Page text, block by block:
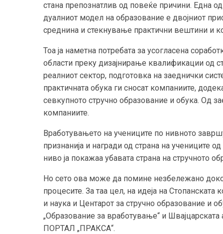
стана препознатлив од повеќе причини. Една
дуалниот модел на образование е двојниот
среднина и стекнување практични вештини и
Тоа ја наметна потребата за усогласена
области преку дизајнирање квалификации од
реалниот сектор, подготовка на заеднички
практичната обука ги сносат компаниите,
севкупното стручно образование и обука. Од
компаниите.
Вработувањето на учениците по нивното
признанија и награди од страна на учениците
ниво ја покажаа убавата страна на стручното
Но сето ова може да помине незбележано
процесите. За таа цел, на идеја на
и наука и Центарот за стручно образование и
„Образование за вработување“ и
ПОРТАЛ „ПРАКСА“.